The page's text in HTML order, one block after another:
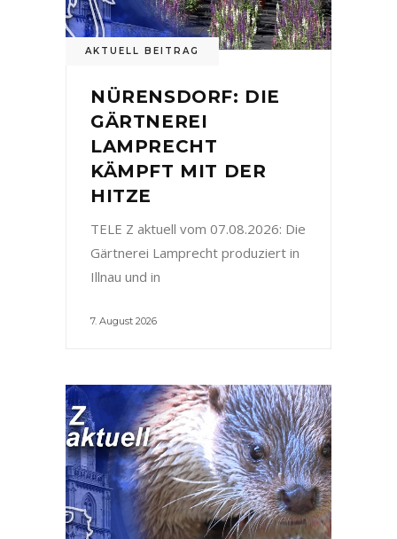
AKTUELL BEITRAG
NÜRENSDORF: DIE
GÄRTNEREI
LAMPRECHT
KÄMPFT MIT DER
HITZE
TELE Z aktuell vom 07.08.2026: Die
Gärtnerei Lamprecht produziert in
Illnau und in
7. August 2026